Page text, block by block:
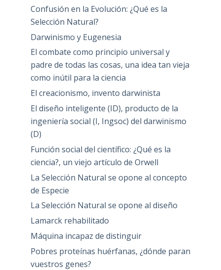
Confusión en la Evolución: ¿Qué es la
Selección Natural?
Darwinismo y Eugenesia
El combate como principio universal y
padre de todas las cosas, una idea tan vieja
como inútil para la ciencia
El creacionismo, invento darwinista
El diseño inteligente (ID), producto de la
ingeniería social (I, Ingsoc) del darwinismo
(D)
Función social del científico: ¿Qué es la
ciencia?, un viejo artículo de Orwell
La Selección Natural se opone al concepto
de Especie
La Selección Natural se opone al diseño
Lamarck rehabilitado
Máquina incapaz de distinguir
Pobres proteínas huérfanas, ¿dónde paran
vuestros genes?